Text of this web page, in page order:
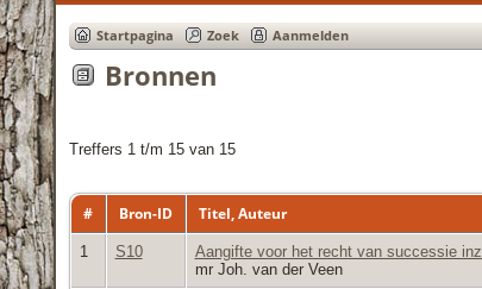
Startpagina Zoek Aanmelden
Bronnen
Treffers 1 t/m 15 van 15
# Bron-ID Titel, Auteur
1 S10
Aangifte voor het recht van successie
mr Joh. van der Veen